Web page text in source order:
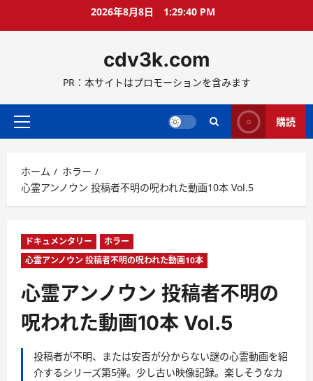
ス
ッ
2026年8月8日 1:29:42 PM
cdv3k.com
PR：本サイトはプロモーションを含みます
メ
メ
ニ
ュ
購読
ホーム
ホラー
心霊アンノウン 投稿者不明の呪われた動画10本 Vol.5
ドキュメンタリー
ホラー
心霊アンノウン 投稿者不明の呪われた動画10本
心霊アンノウン 投稿者不明の
呪われた動画10本 Vol.5
投稿者が不明、または安否が分からない謎の心霊動画を紹
介するシリーズ第5弾。少し古い映像記録。楽しそうなカ